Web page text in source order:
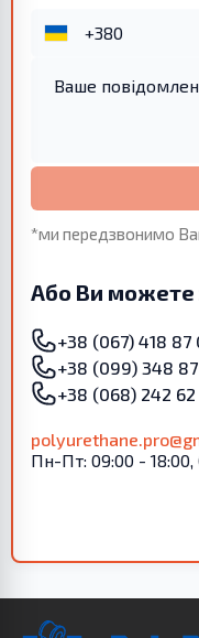
*ми передзвонимо
Або Ви можете
+38 (067) 418 87
+38 (099) 348
+38 (068) 242 62
Пн-Пт: 09:00 - 18:00,